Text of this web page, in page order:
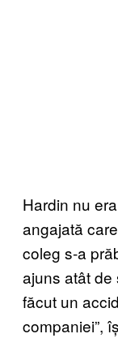
Hardin nu
angajată
coleg s-a
ajuns atât de
făcut un
companiei”,